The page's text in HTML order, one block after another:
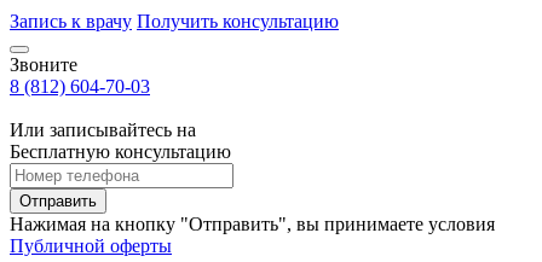
Запись к врачу Получить консультацию
Звоните
8 (812) 604-70-03
Или записывайтесь на
Бесплатную консультацию
Отправить
Нажимая на кнопку "Отправить", вы принимаете условия
Публичной оферты